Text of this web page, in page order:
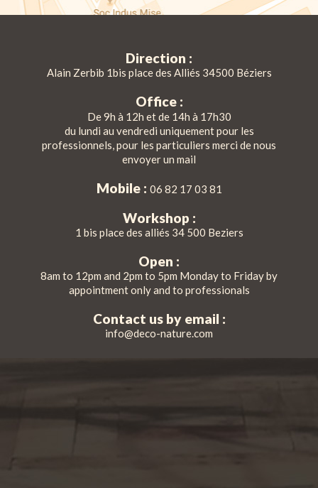
Direction :
Alain Zerbib 1bis place des Alliés 34500 Béziers
Office :
De 9h à 12h et de 14h à 17h30
du lundi au vendredi uniquement pour les
professionnels, pour les particuliers merci de nous
envoyer un mail
Mobile : 06 82 17 03 81
Workshop :
1 bis place des alliés 34 500 Beziers
Open :
8am to 12pm and 2pm to 5pm Monday to Friday by
appointment only and to professionals
Contact us by email :
info@deco-nature.com